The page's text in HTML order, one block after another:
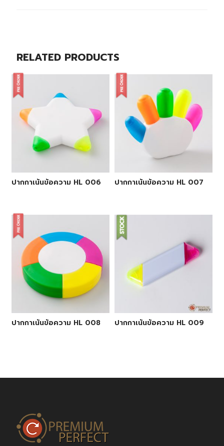
RELATED PRODUCTS
ปากกาเน้นข้อความ HL 006 ปากกาเน้นข้อความ HL 007
ปากกาเน้นข้อความ HL 008 ปากกาเน้นข้อความ HL 009